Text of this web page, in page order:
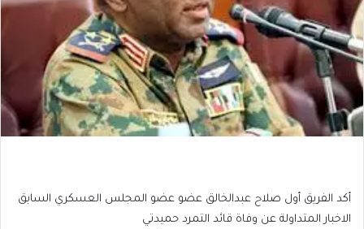
أكد الفريق أول صلاح عبدالخالق عضو عضو المجلس العسكري السابق
الاخبار المتداولة عن وفاة قائد التمرد حميدتي